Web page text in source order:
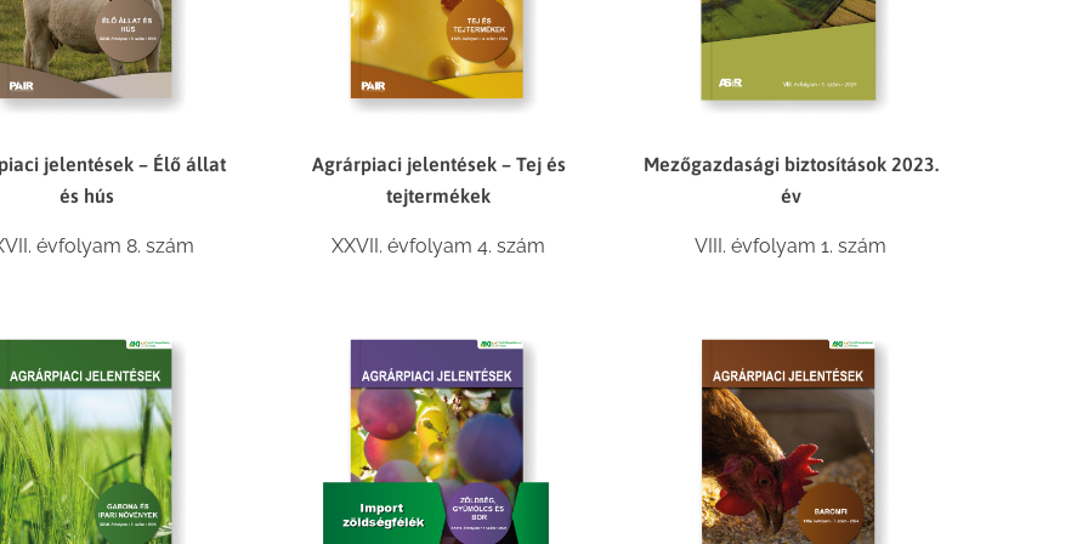
jelentések – Élő állat
és hús
évfolyam 8. szám
Agrárpiaci jelentések – Tej és
tejtermékek
XXVII. évfolyam 4. szám
Mezőgazdasági biztosítások 2023.
év
VIII. évfolyam 1. szám